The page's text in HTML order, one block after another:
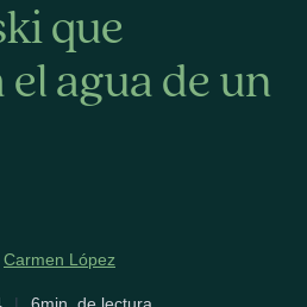
que
agua de un
Carmen López